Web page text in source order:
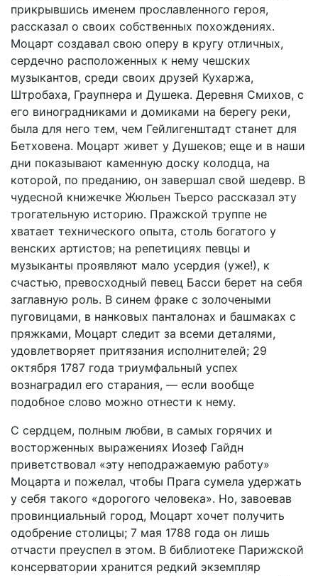
прикрывшись именем прославленного героя,
рассказал о своих собственных похождениях.
Моцарт создавал свою оперу в кругу отличных,
сердечно расположенных к нему чешских
музыкантов, среди своих друзей Кухаржа,
Штробаха, Граупнера и Душека. Деревня Смихов, с
его виноградниками и домиками на берегу реки,
была для него тем, чем Гейлигенштадт станет для
Бетховена. Моцарт живет у Душеков; еще и в наши
дни показывают каменную доску колодца, на
которой, по преданию, он завершал свой шедевр. В
чудесной книжечке Жюльен Тьерсо рассказал эту
трогательную историю. Пражской труппе не
хватает технического опыта, столь богатого у
венских артистов; на репетициях певцы и
музыканты проявляют мало усердия (уже!), к
счастью, превосходный певец Басси берет на себя
заглавную роль. В синем фраке с золочеными
пуговицами, в нанковых панталонах и башмаках с
пряжками, Моцарт следит за всеми деталями,
удовлетворяет притязания исполнителей; 29
октября 1787 года триумфальный успех
вознаградил его старания, — если вообще
подобное слово можно отнести к нему.
С сердцем, полным любви, в самых горячих и
восторженных выражениях Иозеф Гайдн
приветствовал «эту неподражаемую работу»
Моцарта и пожелал, чтобы Прага сумела удержать
у себя такого «дорогого человека». Но, завоевав
провинциальный город, Моцарт хочет получить
одобрение столицы; 7 мая 1788 года он лишь
отчасти преуспел в этом. В библиотеке Парижской
консерватории хранится редкий экземпляр